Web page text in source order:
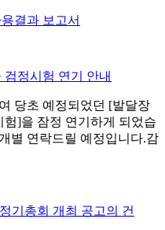
결과 보고서
정시험 연기 안내
당초 예정되었던 [발달장
]을 잠정 연기하게 되었습
별 연락드릴 예정입니다.감
기총회 개최 공고의 건